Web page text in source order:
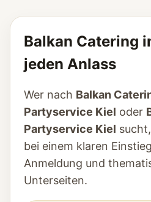
Balkan Catering
jeden Anlass
Wer nach Balkan
Partyservice Kiel oder
Partyservice Kiel
bei einem klaren
Anmeldung und
Unterseiten.